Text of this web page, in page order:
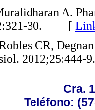
A.
30. [
CR,
Cra.
Teléfono: